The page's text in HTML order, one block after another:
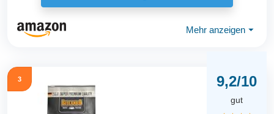
Mehr anzeigen ⏷
3 9,2/10
gut